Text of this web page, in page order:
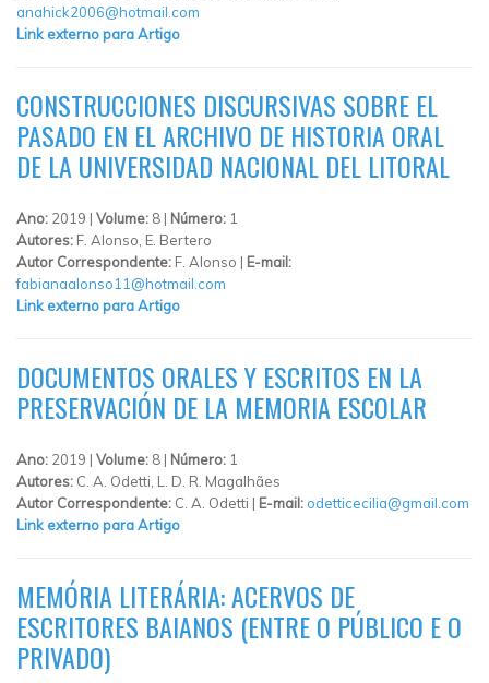
anahick2006@hotmail.com
Link externo para Artigo
CONSTRUCCIONES DISCURSIVAS SOBRE EL
PASADO EN EL ARCHIVO DE HISTORIA ORAL
DE LA UNIVERSIDAD NACIONAL DEL LITORAL
Ano: 2019 | Volume: 8 | Número: 1
Autores: F. Alonso, E. Bertero
Autor Correspondente: F. Alonso | E-mail:
fabianaalonso11@hotmail.com
Link externo para Artigo
DOCUMENTOS ORALES Y ESCRITOS EN LA
PRESERVACIÓN DE LA MEMORIA ESCOLAR
Ano: 2019 | Volume: 8 | Número: 1
Autores: C. A. Odetti, L. D. R. Magalhães
Autor Correspondente: C. A. Odetti | E-mail: odetticecilia@gmail.com
Link externo para Artigo
MEMÓRIA LITERÁRIA: ACERVOS DE
ESCRITORES BAIANOS (ENTRE O PÚBLICO E O
PRIVADO)